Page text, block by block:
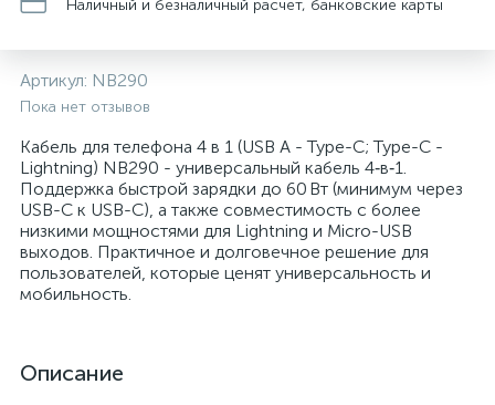
Наличный и безналичный расчет, банковские карты
Артикул: NB290
Пока нет отзывов
Кабель для телефона 4 в 1 (USB A - Type-C; Type-C -
Lightning) NB290 - универсальный кабель 4‑в‑1.
Поддержка быстрой зарядки до 60 Вт (минимум через
USB-C к USB-C), а также совместимость с более
низкими мощностями для Lightning и Micro-USB
выходов. Практичное и долговечное решение для
пользователей, которые ценят универсальность и
мобильность.
Описание